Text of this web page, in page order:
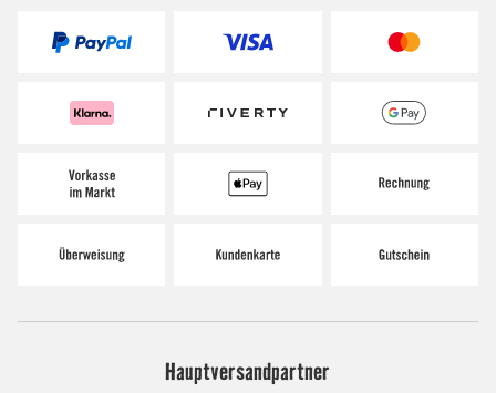
Hauptversandpartner